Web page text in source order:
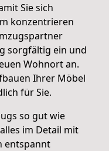
Sie sich
konzentrieren
sorgfältig ein und
Wohnort an.
Ihrer Möbel
für Sie.
so gut wie
im Detail mit
entspannt